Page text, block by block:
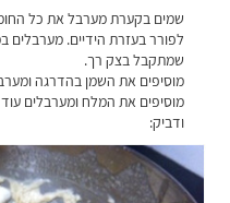
שמים בקערת מערבל את כל
שמתקבל בצק רך.
מוסיפים את השמן בהדרגה ומערבלים
מוסיפים את המלח ומערבלים
ודביק: